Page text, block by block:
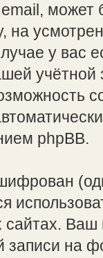
может
на
у вас
учётной
phpBB.
сайтах.
записи на